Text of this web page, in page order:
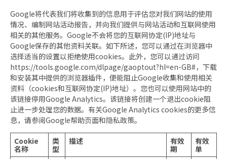
Google将代表我们将收集到的信息用于评估您对我们网站的使用
情况、编制网站活动报告，并向我们提供与网站活动和互联网使用
相关的其他服务。Google不会将您的互联网协定(IP)地址与
Google保存的其他资料关联。如下所述，您可以通过在浏览器中
选择适当的设置以拒绝使用cookies。此外，您可以通过访问
https://tools.google.com/dlpage/gaoptout?hl=en-GB#，下载
和安装其中提供的浏览器插件，便能阻止Google收集和使用相关
资料（cookies和互联网协定(IP)地址）。您也可以使用网站中的
该链接停用Google Analytics。该链接将创建一个退出cookie阻
止进一步处理您的数据。有关Google Analytics cookies的更多信
息，请参阅Google帮助页面和隐私政策。
Cookie
名称
类
型
描述
有效
期
有效
单